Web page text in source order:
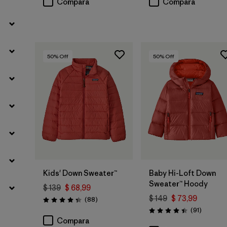
50% Off
Kids' Down Sweater™
$ 139 $ 68,99
Valoración: 4.3 / 5
(88Comentarios
)
Compara
50% Off
Baby Hi-Loft Down
Sweater™ Hoody
$ 149 $ 73,99
Valoración: 4.4 / 5
(91)